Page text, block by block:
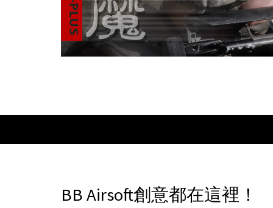
BB Airsoft創意都在這裡！